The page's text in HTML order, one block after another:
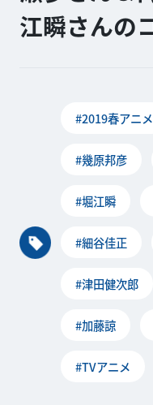
江瞬さんの
#2019春アニメ
#幾原邦彦
#堀江瞬
#細谷佳正
#津田健次郎
#加藤諒
#TVアニメ